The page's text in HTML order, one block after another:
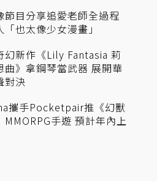
節目分享追愛老師全過程
「也太像少女漫畫」
幻新作《Lily Fantasia 莉
曲》拿鋼琴當武器 展開華
對決
攜手Pocketpair推《幻獸
MMORPG手遊 預計年內上